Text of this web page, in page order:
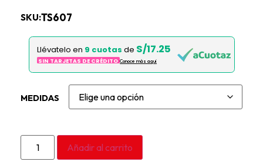
SKU:TS607
Llévatelo en 9 cuotas de S/17.25
SIN TARJETAS DE CRÉDITO Conoce más aqui
MEDIDAS
Añadir al carrito